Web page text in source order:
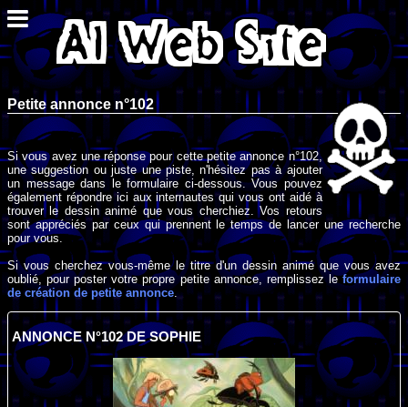
Petite annonce n°102
Si vous avez une réponse pour cette petite annonce n°102,
une suggestion ou juste une piste, n'hésitez pas à ajouter
un message dans le formulaire ci-dessous. Vous pouvez
également répondre ici aux internautes qui vous ont aidé à
trouver le dessin animé que vous cherchiez. Vos retours
sont appréciés par ceux qui prennent le temps de lancer une recherche
pour vous.
Si vous cherchez vous-même le titre d'un dessin animé que vous avez
oublié, pour poster votre propre petite annonce, remplissez leformulaire
de création de petite annonce .
ANNONCE N°102 DE SOPHIE